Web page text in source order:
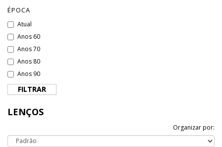
ÉPOCA
Atual
Anos 60
Anos 70
Anos 80
Anos 90
FILTRAR
LENÇOS
Organizar por: